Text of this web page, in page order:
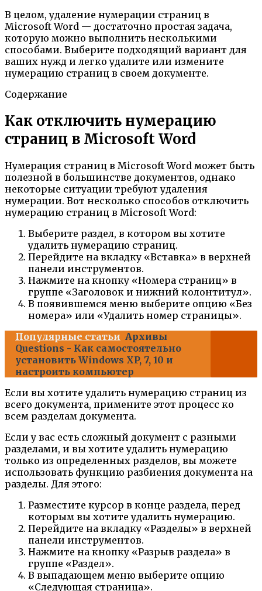
В целом, удаление нумерации страниц в
Microsoft Word — достаточно простая задача,
которую можно выполнить несколькими
способами. Выберите подходящий вариант для
ваших нужд и легко удалите или измените
нумерацию страниц в своем документе.
Содержание
Как отключить нумерацию
страниц в Microsoft Word
Нумерация страниц в Microsoft Word может быть
полезной в большинстве документов, однако
некоторые ситуации требуют удаления
нумерации. Вот несколько способов отключить
нумерацию страниц в Microsoft Word:
Выберите раздел, в котором вы хотите
удалить нумерацию страниц.
Перейдите на вкладку «Вставка» в верхней
панели инструментов.
Нажмите на кнопку «Номера страниц» в
группе «Заголовок и нижний колонтитул».
В появившемся меню выберите опцию «Без
номера» или «Удалить номер страницы».
Популярные статьи Архивы
Questions - Как самостоятельно
установить Windows XP, 7, 10 и
настроить компьютер
Если вы хотите удалить нумерацию страниц из
всего документа, примените этот процесс ко
всем разделам документа.
Если у вас есть сложный документ с разными
разделами, и вы хотите удалить нумерацию
только из определенных разделов, вы можете
использовать функцию разбиения документа на
разделы. Для этого:
Разместите курсор в конце раздела, перед
которым вы хотите удалить нумерацию.
Перейдите на вкладку «Разделы» в верхней
панели инструментов.
Нажмите на кнопку «Разрыв раздела» в
группе «Раздел».
В выпадающем меню выберите опцию
«Следующая страница».